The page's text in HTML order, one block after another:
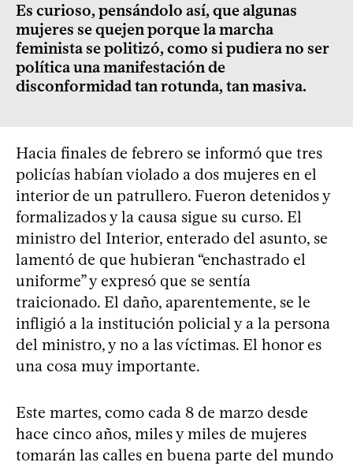
Es curioso, pensándolo así, que algunas
mujeres se quejen porque la marcha
feminista se politizó, como si pudiera no ser
política una manifestación de
disconformidad tan rotunda, tan masiva.
Hacia finales de febrero se informó que tres
policías habían violado a dos mujeres en el
interior de un patrullero. Fueron detenidos y
formalizados y la causa sigue su curso. El
ministro del Interior, enterado del asunto, se
lamentó de que hubieran “enchastrado el
uniforme” y expresó que se sentía
traicionado. El daño, aparentemente, se le
infligió a la institución policial y a la persona
del ministro, y no a las víctimas. El honor es
una cosa muy importante.
Este martes, como cada 8 de marzo desde
hace cinco años, miles y miles de mujeres
tomarán las calles en buena parte del mundo